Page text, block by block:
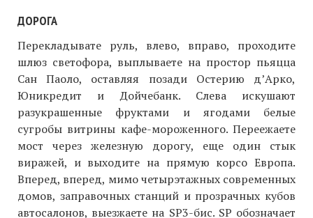
ДОРОГА
Перекладывате руль, влево, вправо, проходите
шлюз светофора, выплываете на простор пьяцца
Сан Паоло, оставляя позади Остерию д’Арко,
Юникредит и Дойчебанк. Слева искушают
разукрашенные фруктами и ягодами белые
сугробы витрины кафе-мороженного. Переежаете
мост через железную дорогу, еще один стык
виражей, и выходите на прямую корсо Европа.
Вперед, вперед, мимо четырэтажных современных
домов, заправочных станций и прозрачных кубов
автосалонов, выезжаете на SP3-бис. SP обозначает